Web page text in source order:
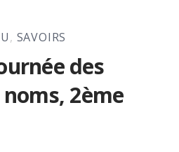
, SAVOIRS
des
2ème